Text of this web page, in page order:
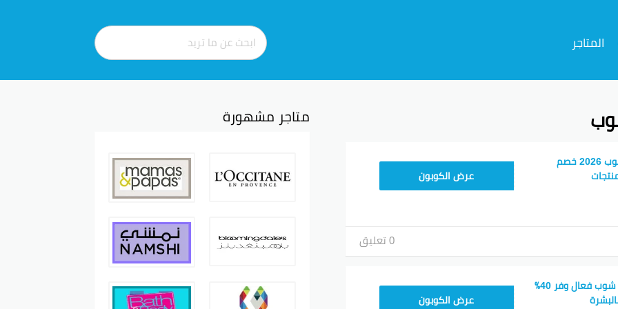
المتاجر
كود خصم ذا بودي شوب 2026 خصم
عرض الكوبون
0 تعليق
كوبون خصم ذا بودي شوب فعال وفر 40٪
عرض الكوبون
متاجر مشهورة